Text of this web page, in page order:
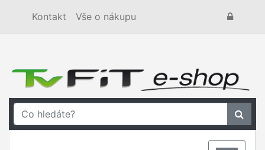
Kontakt Vše o nákupu